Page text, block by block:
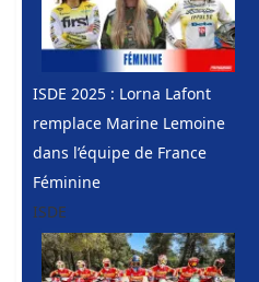
ISDE 2025 : Lorna Lafont
remplace Marine Lemoine
dans l’équipe de France
Féminine
ISDE